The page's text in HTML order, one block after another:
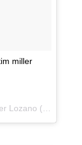
miller
Lozano (@alexanderlozanoart) le